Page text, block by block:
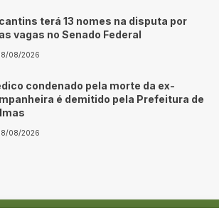
terá 13 nomes na disputa por
vagas no Senado Federal
08/2026
condenado pela morte da ex-
é demitido pela Prefeitura de
08/2026